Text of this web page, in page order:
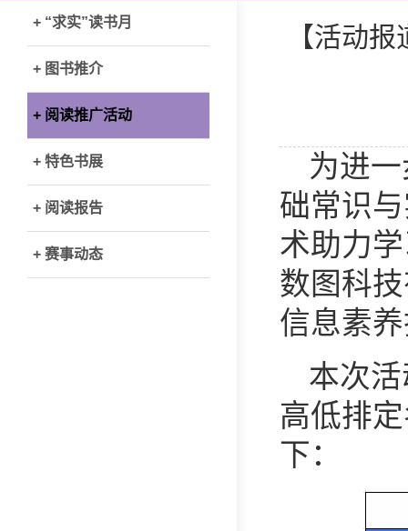
+ “求实”读书月
+ 图书推介
+ 阅读推广活动
+ 特色书展
+ 阅读报告
+ 赛事动态
【活动
为进
础常识
术助力
数图科
信息素
本次
高低排
下：